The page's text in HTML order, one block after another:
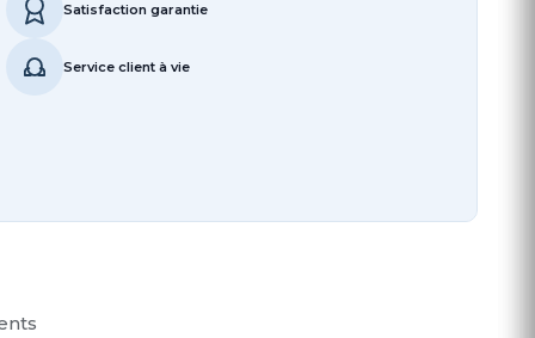
Satisfaction garantie
Service client à vie